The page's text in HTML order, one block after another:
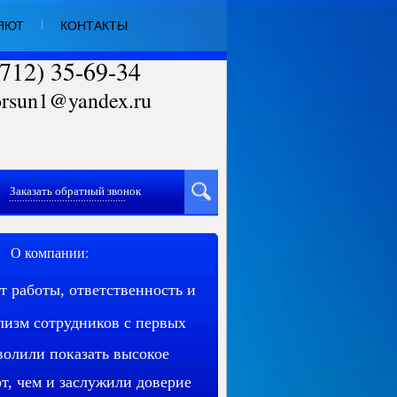
КОНТАКТЫ
35-69-34
Заказать обратный звонок
............................................
О компании:
ответственность и
сотрудников с первых
показать высокое
чем и заслужили доверие